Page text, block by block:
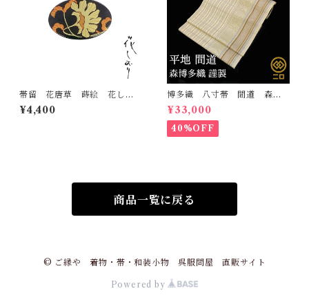
帯留 花唐草 蒔絵 花しお
り 大原商店 帯飾り 日本
製 和装小物
¥4,400
博多織 八寸帯 間道 森博
多織 正絹 日本製 未仕立
て 名古屋帯
¥33,000
40%OFF
商品一覧に戻る
© ご縁や 着物・帯・和装小物 呉服問屋 直販サイト
Powered by